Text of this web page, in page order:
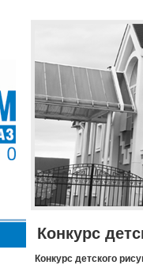
Конкурс
Конкурс детского